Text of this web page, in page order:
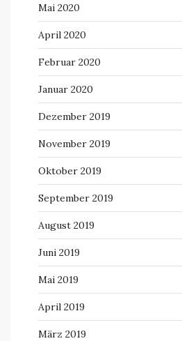
Mai 2020
April 2020
Februar 2020
Januar 2020
Dezember 2019
November 2019
Oktober 2019
September 2019
August 2019
Juni 2019
Mai 2019
April 2019
März 2019